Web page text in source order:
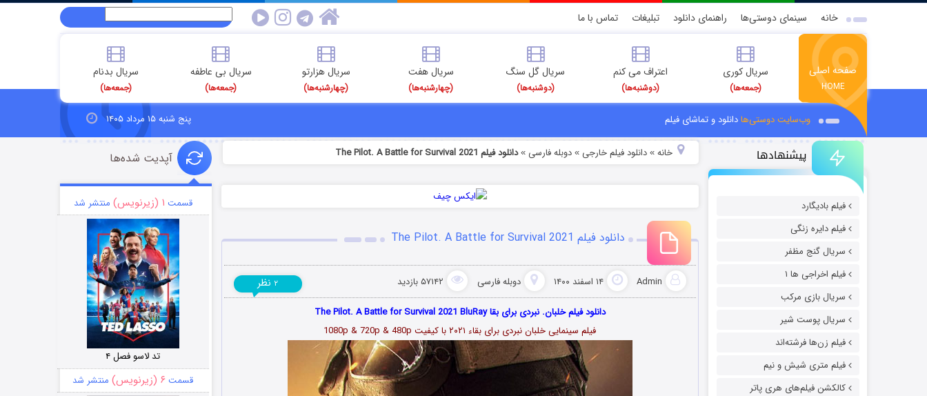
خانه سینمای دوستی‌ها راهنمای دانلود تبلیغات تماس با ما
صفحه اصلی
HOME
سریال کوری
(جمعه‌ها)
اعتراف می کنم
(دوشنبه‌ها)
سریال گل سنگ
(دوشنبه‌ها)
سریال هفت
(چهارشنبه‌ها)
سریال هزارتو
(چهارشنبه‌ها)
سریال بی عاطفه
(جمعه‌ها)
سریال بدنام
(جمعه‌ها)
وب‌سایت دوستی‌هادانلود و تماشای فیلم پنج شنبه ۱۵ مرداد ۱۴۰۵
پیشنهادها
فیلم بادیگارد
فیلم دایره زنگی
سریال گنج مظفر
فیلم اخراجی ها ۱
سریال بازی مرکب
سریال پوست شیر
فیلم زن‌ها فرشته‌اند
فیلم متری شیش و نیم
کالکشن فیلم‌های هری پاتر
خانه» دانلود فیلم خارجی » دوبله فارسی »دانلود فیلم The Pilot. A Battle for Survival 2021
دانلود فیلم The Pilot. A Battle for Survival 2021
Admin ۱۴ اسفند ۱۴۰۰ دوبله فارسی ۵۷۱۴۲ بازدید ۲ نظر
دانلود فیلم خلبان. نبردی برای بقا The Pilot. A Battle for Survival 2021 BluRay
فیلم سینمایی خلبان نبردی برای بقاء ۲۰۲۱ با کیفیت 1080p & 720p & 480p
آپدیت شده‌ها
قسمت ۱ (زیرنویس) منتشر شد
تد لاسو فصل ۴
قسمت ۶ (زیرنویس) منتشر شد